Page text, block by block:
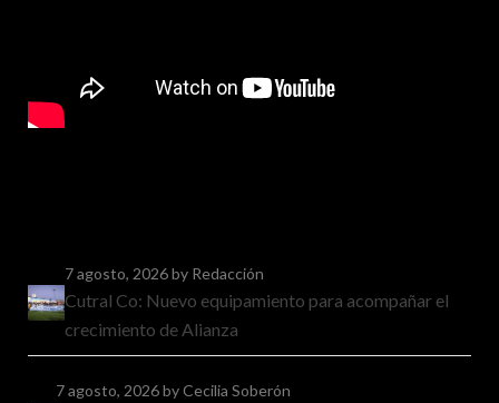
7 agosto, 2026by Redacción
Cutral Co: Nuevo equipamiento para acompañar el
crecimiento de Alianza
7 agosto, 2026by Cecilia Soberón